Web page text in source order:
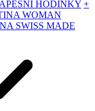
HODINKY +
WOMAN
SWISS MADE